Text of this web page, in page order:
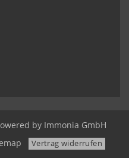
by Immonia GmbH
Vertrag widerrufen